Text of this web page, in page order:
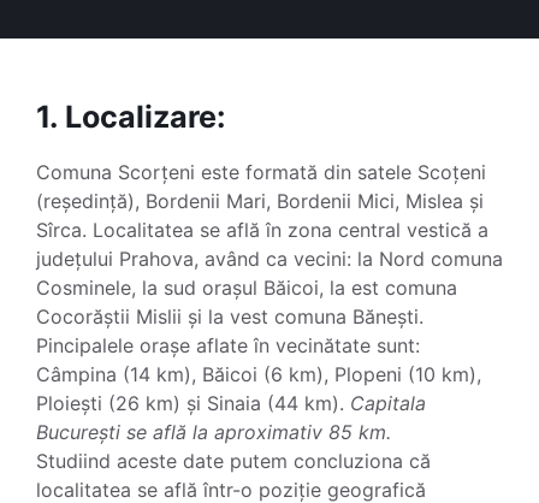
1. Localizare:
Comuna Scorțeni este formată din satele Scoțeni
(reședință), Bordenii Mari, Bordenii Mici, Mislea și
Sîrca. Localitatea se află în zona central vestică a
județului Prahova, având ca vecini: la Nord comuna
Cosminele, la sud orașul Băicoi, la est comuna
Cocorăștii Mislii și la vest comuna Bănești.
Pincipalele orașe aflate în vecinătate sunt:
Câmpina (14 km), Băicoi (6 km), Plopeni (10 km),
Ploiești (26 km) și Sinaia (44 km). Capitala
București se află la aproximativ 85 km.
Studiind aceste date putem concluziona că
localitatea se află într-o poziție geografică